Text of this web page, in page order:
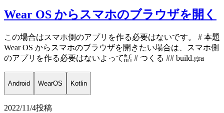
Wear OS からスマホのブラウザを開く
この場合はスマホ側のアプリを作る必要はないです。 # 本題
Wear OS からスマホのブラウザを開きたい場合は、スマホ側
のアプリを作る必要はないよって話 # つくる ## build.gra
Android WearOS Kotlin
2022/11/4投稿